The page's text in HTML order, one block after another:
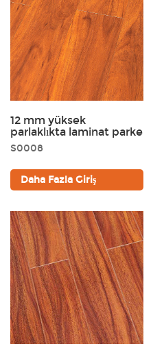
12 mm yüksek
parlaklıkta laminat parke
S0008
Daha Fazla Giriş